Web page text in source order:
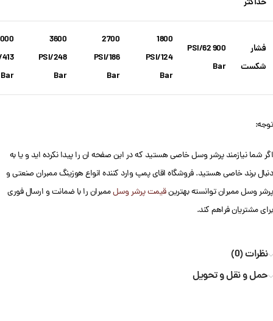
فشار
شکست
900 PSI/62
Bar
1800
PSI/124
Bar
2700
PSI/186
Bar
3600
PSI/248
Bar
Bar
توجه:
اگر شما نیازمند پرشر وسل خاصی هستید که در این صفحه ان را پیدا نکرده اید و یا به
دنبال برند خاصی هستید. فروشگاه اقای پمپ وارد کننده انواع هوزینگ ممبران صنعتی و
پرشر وسل ممبران توانسته بهترینقیمت پرشر وسلممبران را با ضمانت و ارسال فوری
برای مشتریان فراهم کند.
نظرات (0)
حمل و نقل و تحویل